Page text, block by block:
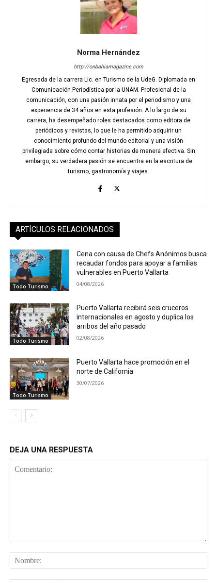
Norma Hernández
http://onbahiamagazine.com
Egresada de la carrera Lic. en Turismo de la UdeG. Diplomada en
Comunicación Periodística por la UNAM. Profesional de la
comunicación, con una pasión innata por el periodismo y una
experiencia de 34 años en esta profesión. A lo largo de su
carrera, ha desempeñado roles destacados como editora de
periódicos y revistas, lo que le ha permitido adquirir un
conocimiento profundo del mundo editorial y una visión
privilegiada sobre cómo contar historias de manera efectiva. Sin
embargo, su verdadera pasión se encuentra en la escritura de
turismo, gastronomía y viajes.
ARTÍCULOS RELACIONADOS
Todo Turismo
Cena con causa de Chefs Anónimos busca
recaudar fondos para apoyar a familias
vulnerables en Puerto Vallarta
04/08/2026
Todo Turismo
Puerto Vallarta recibirá seis cruceros
internacionales en agosto y duplica los
arribos del año pasado
02/08/2026
Todo Turismo
Puerto Vallarta hace promoción en el
norte de California
30/07/2026
DEJA UNA RESPUESTA